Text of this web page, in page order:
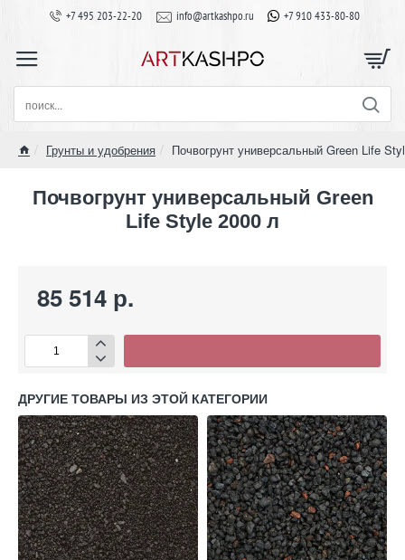
+7 495 203-22-20 info@artkashpo.ru +7 910 433-80-80
поиск...
home
Грунты и удобрения Почвогрунт универсальный Green Life
Почвогрунт универсальный Green
Life Style 2000 л
85 514 р.
ДРУГИЕ ТОВАРЫ ИЗ ЭТОЙ КАТЕГОРИИ